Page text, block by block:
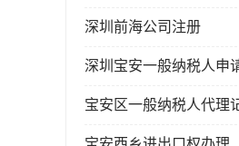
深圳前海公司注册
深圳宝安一般纳税人申
宝安区一般纳税人代理